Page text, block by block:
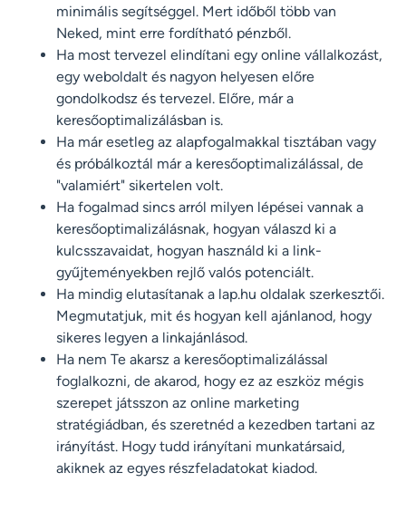
minimális segítséggel. Mert időből több van
Neked, mint erre fordítható pénzből.
Ha most tervezel elindítani egy online vállalkozást,
egy weboldalt és nagyon helyesen előre
gondolkodsz és tervezel. Előre, már a
keresőoptimalizálásban is.
Ha már esetleg az alapfogalmakkal tisztában vagy
és próbálkoztál már a keresőoptimalizálással, de
"valamiért" sikertelen volt.
Ha fogalmad sincs arról milyen lépései vannak a
keresőoptimalizálásnak, hogyan válaszd ki a
kulcsszavaidat, hogyan használd ki a link-
gyűjteményekben rejlő valós potenciált.
Ha mindig elutasítanak a lap.hu oldalak szerkesztői.
Megmutatjuk, mit és hogyan kell ajánlanod, hogy
sikeres legyen a linkajánlásod.
Ha nem Te akarsz a keresőoptimalizálással
foglalkozni, de akarod, hogy ez az eszköz mégis
szerepet játsszon az online marketing
stratégiádban, és szeretnéd a kezedben tartani az
irányítást. Hogy tudd irányítani munkatársaid,
akiknek az egyes részfeladatokat kiadod.